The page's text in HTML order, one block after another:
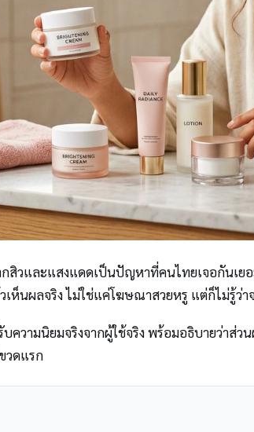
กสิวและแสงแดดเป็นปัญหาที่คนไทยเจอกันเ
เห็นผลจริง ไม่ใช่แค่โฆษณาสวยหรู แต่ก็ไม่รู้ว่
ความนิยมจริงจากผู้ใช้จริง พร้อมอธิบายว่าส่
วดแรก